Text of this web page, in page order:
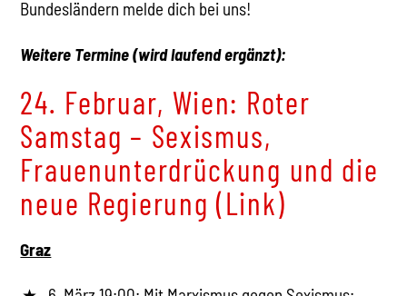
Bundesländern melde dich bei uns!
Weitere Termine (wird laufend ergänzt):
24. Februar, Wien: Roter
Samstag – Sexismus,
Frauenunterdrückung und die
neue Regierung (Link)
Graz